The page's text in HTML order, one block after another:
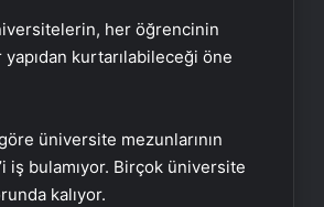
her öğrencinin
kurtarılabileceği öne
üniversite mezunlarının
iş bulamıyor. Birçok üniversite
kalıyor.
atamaları için başvurular
başladı
en iyi üniversitelerinde dört
okulu ilk 100’de